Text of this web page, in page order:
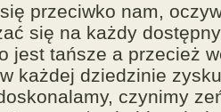
przeciwko nam,
się na każdy
jest tańsze a przecież
każdej dziedzinie
czynimy